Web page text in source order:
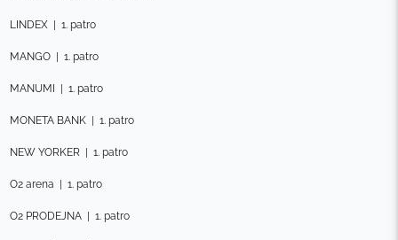
LINDEX | 1. patro
MANGO | 1. patro
MANUMI | 1. patro
MONETA BANK | 1. patro
NEW YORKER | 1. patro
O2 arena | 1. patro
O2 PRODEJNA | 1. patro